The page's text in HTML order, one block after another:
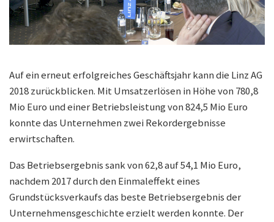
Auf ein erneut erfolgreiches Geschäftsjahr kann die Linz AG
2018 zurückblicken. Mit Umsatzerlösen in Höhe von 780,8
Mio Euro und einer Betriebsleistung von 824,5 Mio Euro
konnte das Unternehmen zwei Rekordergebnisse
erwirtschaften.
Das Betriebsergebnis sank von 62,8 auf 54,1 Mio Euro,
nachdem 2017 durch den Einmaleffekt eines
Grundstücksverkaufs das beste Betriebsergebnis der
Unternehmensgeschichte erzielt werden konnte. Der